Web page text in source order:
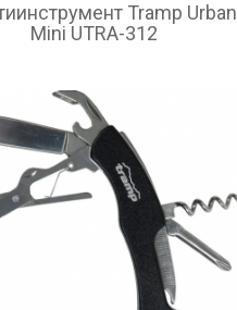
Tramp Urban
Mini UTRA-312